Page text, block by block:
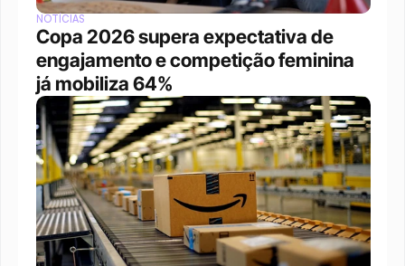
NOTÍCIAS
Copa 2026 supera expectativa de
engajamento e competição feminina
já mobiliza 64%